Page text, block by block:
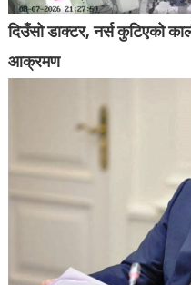
दिउँसो डाक्टर, नर्स कुटिएको
आक्रमण